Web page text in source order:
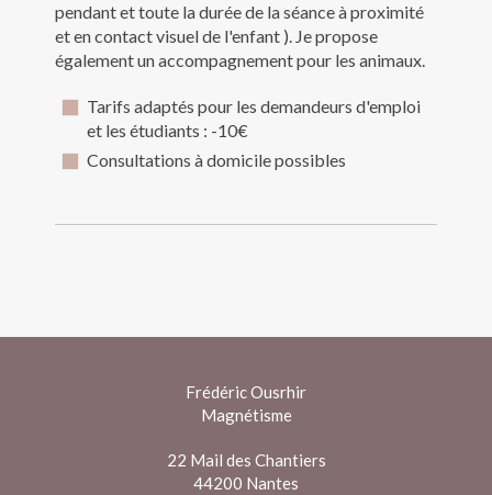
pendant et toute la durée de la séance à proximité
et en contact visuel de l'enfant ). Je propose
également un accompagnement pour les animaux.
Tarifs adaptés pour les demandeurs d'emploi
et les étudiants : -10€
Consultations à domicile possibles
Frédéric Ousrhir
Magnétisme
22 Mail des Chantiers
44200 Nantes